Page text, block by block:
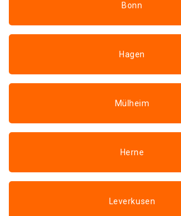
Bonn
Hagen
Mülheim
Herne
Leverkusen